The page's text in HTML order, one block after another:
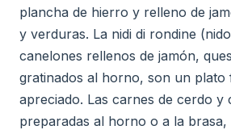
plancha de hierro y relleno de
y verduras. La nidi di rondine
canelones rellenos de jamón,
gratinados al horno, son un plato
apreciado. Las carnes de cerdo y
preparadas al horno o a la